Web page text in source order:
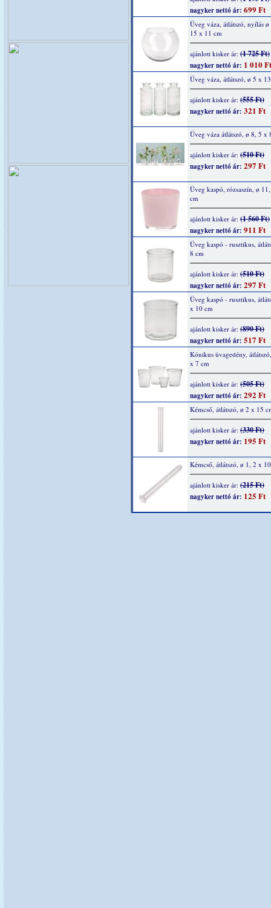
nagyker nettó ár: 699 Ft
Üveg váza, átlátszó, nyílás
15 x 11 cm
ajánlott kisker ár: (1 725 Ft)
nagyker nettó ár: 1 010 Ft
Üveg váza, átlátszó, ø 5 x
ajánlott kisker ár: (555 Ft)
nagyker nettó ár: 321 Ft
Üveg váza átlátszó, ø 8, 5 x
ajánlott kisker ár: (510 Ft)
nagyker nettó ár: 297 Ft
Üveg kaspó, rózsaszín, ø
cm
ajánlott kisker ár: (1 560 Ft)
nagyker nettó ár: 911 Ft
Üveg kaspó - rusztikus,
8 cm
ajánlott kisker ár: (510 Ft)
nagyker nettó ár: 297 Ft
Üveg kaspó - rusztikus,
x 10 cm
ajánlott kisker ár: (890 Ft)
nagyker nettó ár: 517 Ft
Kónikus üvagedény,
x 7 cm
ajánlott kisker ár: (505 Ft)
nagyker nettó ár: 292 Ft
Kémcső, átlátszó, ø 2 x 15
ajánlott kisker ár: (330 Ft)
nagyker nettó ár: 195 Ft
Kémcső, átlátszó, ø 1, 2 x
ajánlott kisker ár: (215 Ft)
nagyker nettó ár: 125 Ft